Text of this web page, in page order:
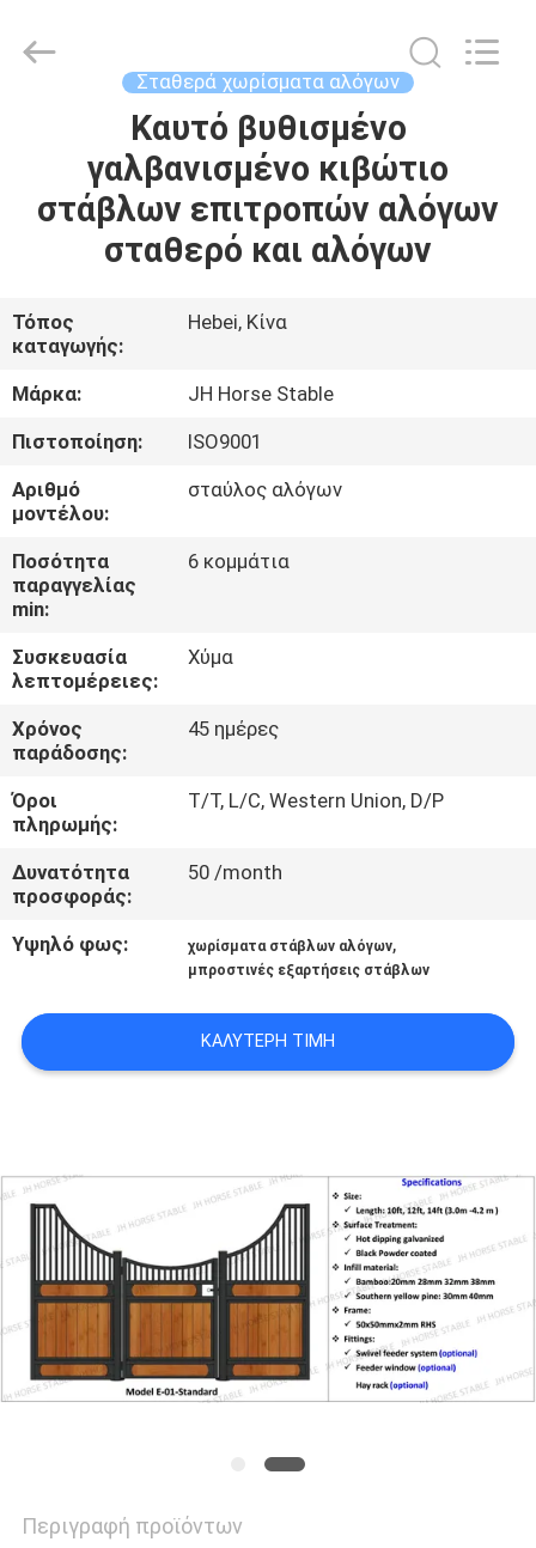
ΠΡΟΪΌΝΤΑ
ΕΜΕΊΣ
ΓΎΡΟΣ
ΕΡΓΟΣΤΑΣΊΩΝ
ΠΟΙΟΤΙΚΌΣ
ΈΛΕΓΧΟΣ
ΕΛΆΤΕ
ΣΕ
ΕΠΑΦΉ
ΜΕ
ΖΗΤΉΣΤΕ
ΈΝΑ
ΑΠΌΣΠΑΣΜΑ
SITEMAP
products
Σταθερά χωρίσματα αλόγων
Καυτό βυθισμένο
γαλβανισμένο κιβώτιο
στάβλων επιτροπών αλόγων
σταθερό και αλόγων
Τόπος
καταγωγής:
Hebei, Κίνα
Μάρκα:
JH Horse Stable
Πιστοποίηση:
ISO9001
Αριθμό
μοντέλου:
σταύλος αλόγων
Ποσότητα
παραγγελίας
min:
6 κομμάτια
Συσκευασία
λεπτομέρειες:
Χύμα
Χρόνος
παράδοσης:
45 ημέρες
Όροι
πληρωμής:
T/T, L/C, Western Union, D/P
Δυνατότητα
προσφοράς:
50 /month
Υψηλό φως: χωρίσματα στάβλων αλόγων,
μπροστινές εξαρτήσεις στάβλων
ΚΑΛΎΤΕΡΗ ΤΙΜΉ
Περιγραφή προϊόντων